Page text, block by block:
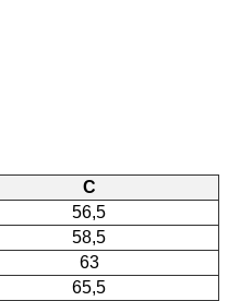
C
56,5
58,5
63
65,5